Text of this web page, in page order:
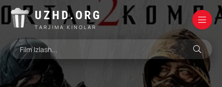
UZHD.ORG
TARJIMA KINOLAR